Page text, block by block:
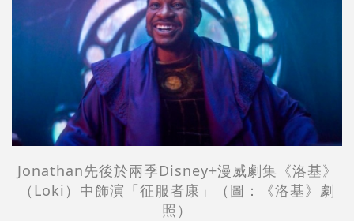
Jonathan先後於兩季Disney+漫威劇集《洛基》
（Loki）中飾演「征服者康」（圖：
《洛基》劇
照 ）